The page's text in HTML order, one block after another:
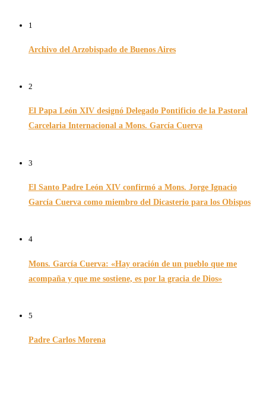
1
Archivo del Arzobispado de Buenos Aires
2
El Papa León XIV designó Delegado Pontificio de la Pastoral
Carcelaria Internacional a Mons. García Cuerva
3
El Santo Padre León XIV confirmó a Mons. Jorge Ignacio
García Cuerva como miembro del Dicasterio para los Obispos
4
Mons. García Cuerva: «Hay oración de un pueblo que me
acompaña y que me sostiene, es por la gracia de Dios»
5
Padre Carlos Morena